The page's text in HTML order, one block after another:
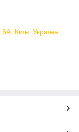
Київ, Україна